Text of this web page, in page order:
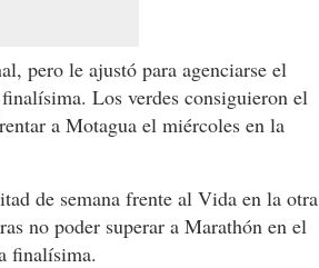
pero le ajustó para agenciarse el
Los verdes consiguieron el
a Motagua el miércoles en la
de semana frente al Vida en la otra
no poder superar a Marathón en el
finalísima.